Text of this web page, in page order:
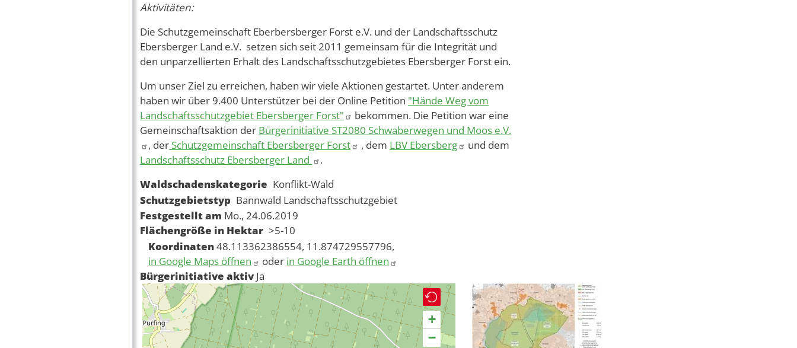
Aktivitäten:
Die Schutzgemeinschaft Eberbersberger Forst e.V. und der Landschaftsschutz
Ebersberger Land e.V. setzen sich seit 2011 gemeinsam für die Integrität und
den unparzellierten Erhalt des Landschaftsschutzgebietes Ebersberger Forst ein.
Um unser Ziel zu erreichen, haben wir viele Aktionen gestartet. Unter anderem
haben wir über 9.400 Unterstützer bei der Online Petition "Hände Weg vom
Landschaftsschutzgebiet Ebersberger Forst"
bekommen. Die Petition war eine
Gemeinschaftsaktion der Bürgerinitiative ST2080 Schwaberwegen und Moos e.V.
, der Schutzgemeinschaft Ebersberger Forst , dem LBV Ebersberg
und dem
Landschaftsschutz Ebersberger Land
.
Waldschadenskategorie Konflikt-Wald
Schutzgebietstyp Bannwald Landschaftsschutzgebiet
Festgestellt am Mo., 24.06.2019
Flächengröße in Hektar >5-10
Koordinaten48.113362386554, 11.874729557796,
in Google Maps öffnen
oder in Google Earth öffnen
Bürgerinitiative aktiv Ja
+
−